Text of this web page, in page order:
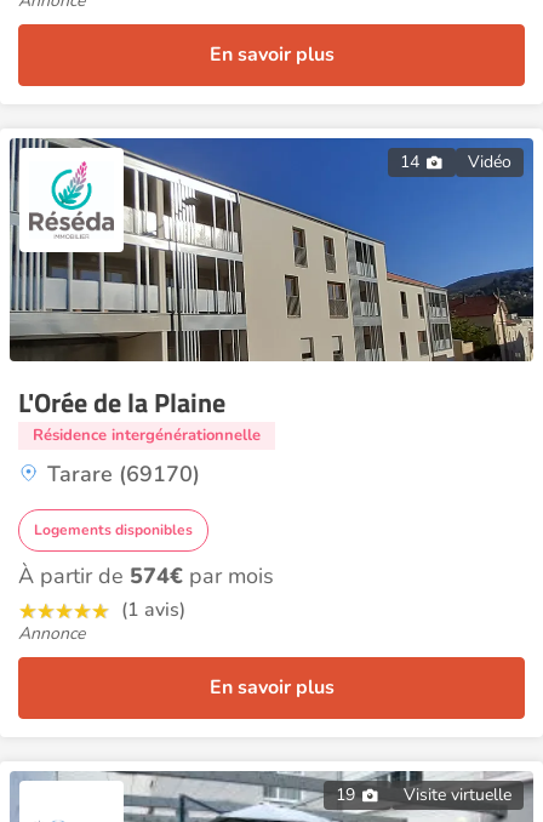
En savoir plus
14 Vidéo
L'Orée de la Plaine
Résidence intergénérationnelle
Tarare (69170)
Logements disponibles
À partir de 574€ par mois
(1 avis)
Annonce
En savoir plus
19 Visite virtuelle